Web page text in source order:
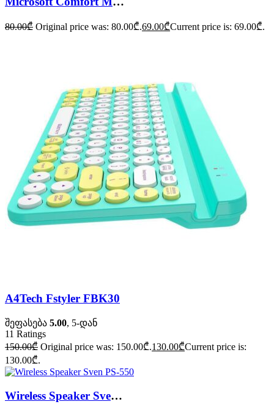
80.00₾ Original price was: 80.00₾.69.00₾Current price is: 69.00₾.
A4Tech Fstyler FBK30
შეფასება 5.00, 5-დან
11 Ratings
150.00₾ Original price was: 150.00₾.130.00₾Current price is:
130.00₾.
Wireless Speaker Sven PS-550